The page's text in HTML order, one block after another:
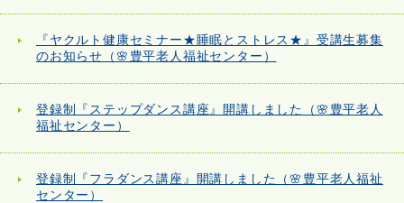
『ヤクルト健康セミナー★睡眠とストレス★』受講生募集
のお知らせ（🌸豊平老人福祉センター）
登録制『ステップダンス講座』開講しました（🌸豊平老人
福祉センター）
登録制『フラダンス講座』開講しました（🌸豊平老人福祉
センター）